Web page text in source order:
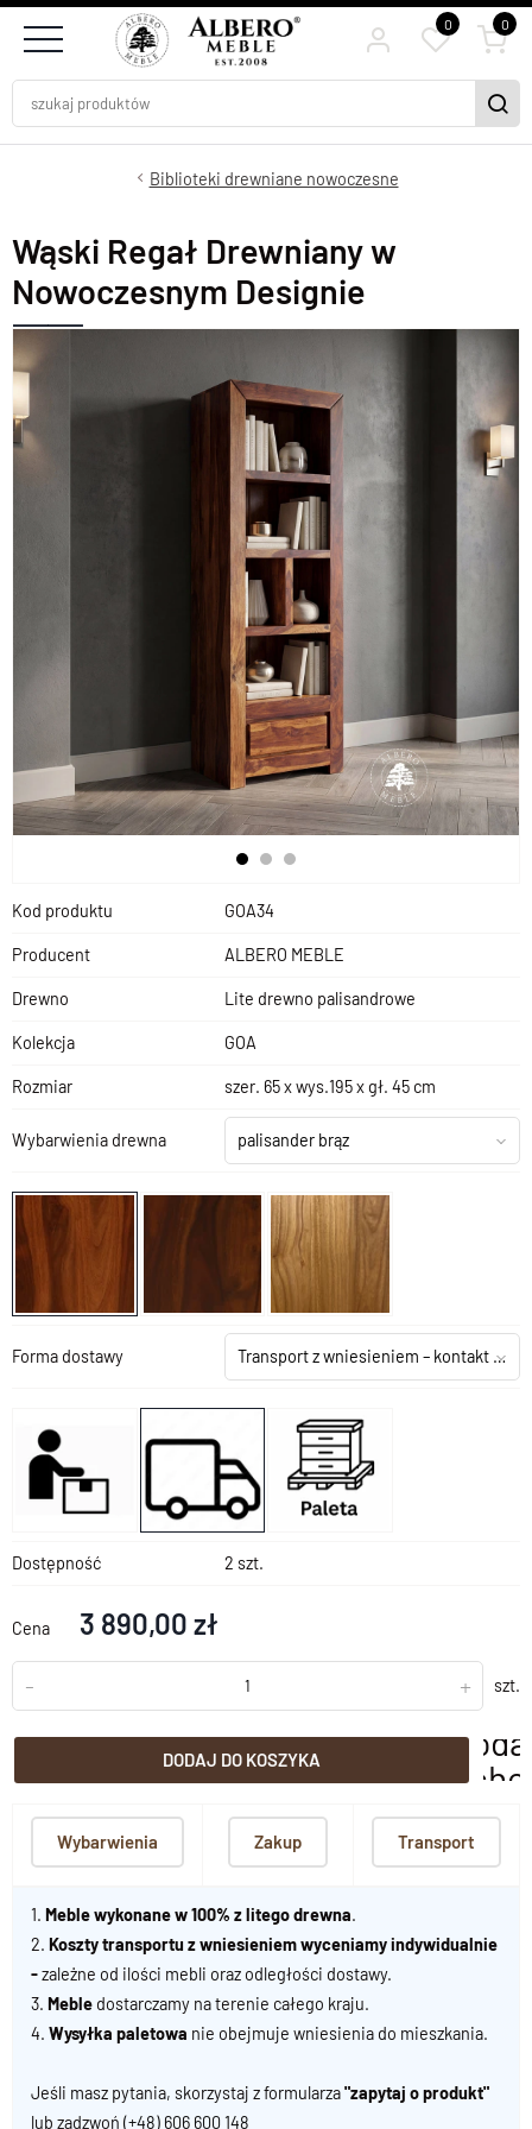
0 0
Biblioteki drewniane nowoczesne
Wąski Regał Drewniany w
Nowoczesnym Designie
Kod produktu GOA34
Producent ALBERO MEBLE
Drewno Lite drewno palisandrowe
Kolekcja GOA
Rozmiar szer. 65 x wys.195 x gł. 45 cm
Wybarwienia drewna palisander brąz
Forma dostawy Transport z wniesieniem – kontakt z salonem
Dostępność 2 szt.
Cena 3 890,00 zł
- + szt.
DODAJ DO KOSZYKA
Wybarwienia Zakup Transport
1. Meble wykonane w 100% z litego drewna.
2. Koszty transportu z wniesieniem wyceniamy indywidualnie
-zależne od ilości mebli oraz odległości dostawy.
3. Meble dostarczamy na terenie całego kraju.
4. Wysyłka paletowa nie obejmuje wniesienia do mieszkania.
Jeśli masz pytania, skorzystaj z formularza"zapytaj o produkt"
lub zadzwoń (+48) 606 600 148